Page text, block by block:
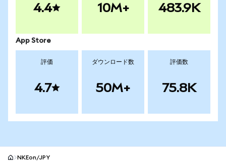
4.4 10M+ 483.9K
App Store
評価
4.7
ダウンロード数
50M+
評価数
75.8K
NKEon/JPY